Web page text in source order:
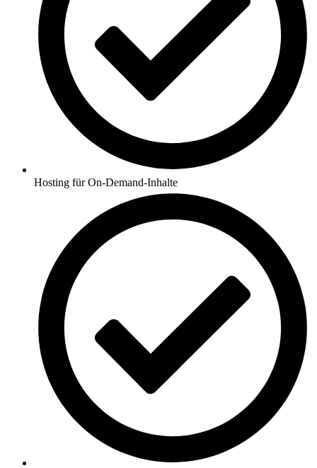
Hosting für On-Demand-Inhalte